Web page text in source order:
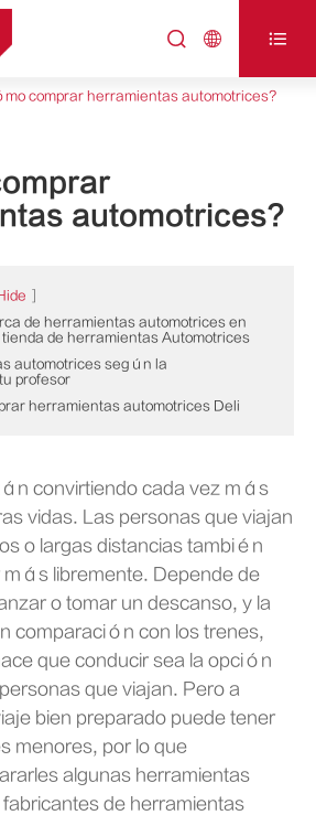
  
comprar herramientas automotrices?
automotrices?
de herramientas automotrices en
de herramientas Automotrices
automotrices según la
profesor
herramientas automotrices Deli
convirtiendo cada vez más
vidas. Las personas que viajan
o largas distancias también
más libremente. Depende de
o tomar un descanso, y la
comparación con los trenes,
que conducir sea la opción
que viajan. Pero a
bien preparado puede tener
menores, por lo que
algunas herramientas
de herramientas